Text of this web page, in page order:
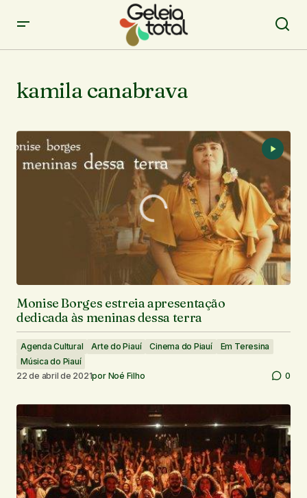
kamila canabrava
Monise Borges estreia apresentação
dedicada às meninas dessa terra
Agenda Cultural Arte do Piauí Cinema do Piauí
Em Teresina
Música do Piauí
22 de abril de 2021por Noé Filho 0